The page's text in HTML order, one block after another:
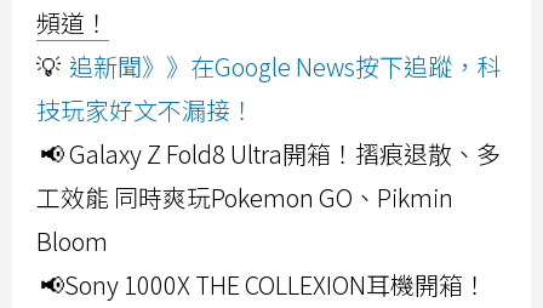
頻道！
💡 追新聞》》在Google News按下追蹤，科
技玩家好文不漏接！
📢 Galaxy Z Fold8 Ultra開箱！摺痕退散、多
工效能 同時爽玩Pokemon GO、Pikmin
Bloom
📢Sony 1000X THE COLLEXION耳機開箱！